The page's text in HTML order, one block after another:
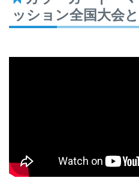
ッション全国大会